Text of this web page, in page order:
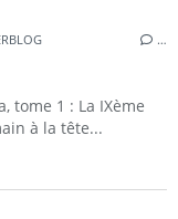
…
tome 1 : La IXème
à la tête...